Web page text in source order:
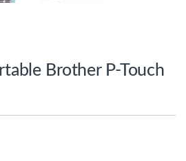
Brother P-Touch